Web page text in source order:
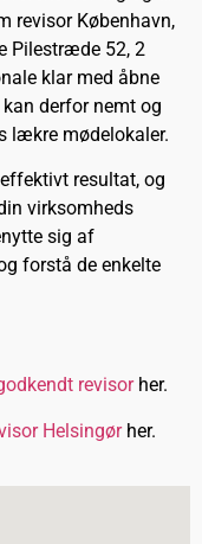
revisor København,
Pilestræde 52, 2
klar med åbne
derfor nemt og
lækre mødelokaler.
resultat, og
virksomheds
sig af
forstå de enkelte
revisorher.
Helsingørher.